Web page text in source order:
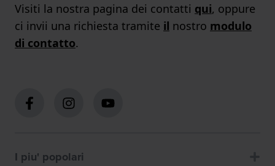
Visiti la nostra pagina dei contatti qui, oppure
ci invii una richiesta tramite il nostro modulo
di contatto.
I piu' popolari